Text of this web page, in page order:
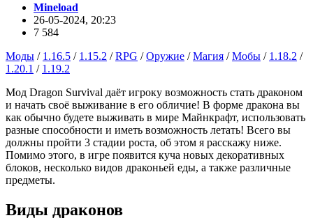
Mineload
26-05-2024, 20:23
7 584
Моды / 1.16.5 / 1.15.2 /RPG /Оружие /Магия /Мобы / 1.18.2 /
1.20.1 / 1.19.2
Мод Dragon Survival даёт игроку возможность стать драконом
и начать своё выживание в его обличие! В форме дракона вы
как обычно будете выживать в мире Майнкрафт, использовать
разные способности и иметь возможность летать! Всего вы
должны пройти 3 стадии роста, об этом я расскажу ниже.
Помимо этого, в игре появится куча новых декоративных
блоков, несколько видов драконьей еды, а также различные
предметы.
Виды драконов